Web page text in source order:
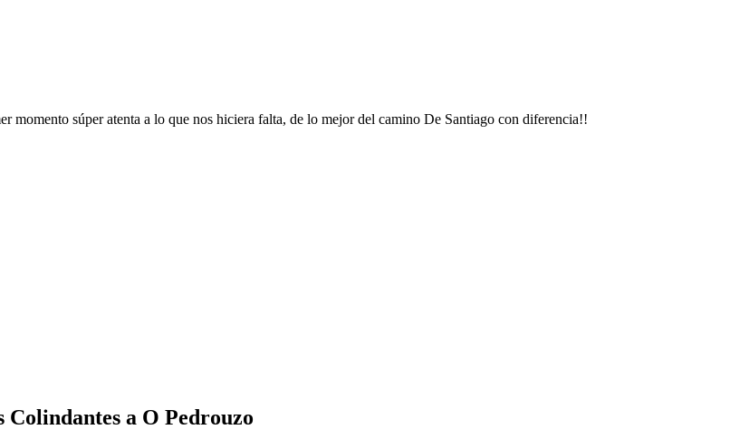
momento súper atenta a lo que nos hiciera falta, de lo mejor del camino De Santiago con diferencia!!
a O Pedrouzo